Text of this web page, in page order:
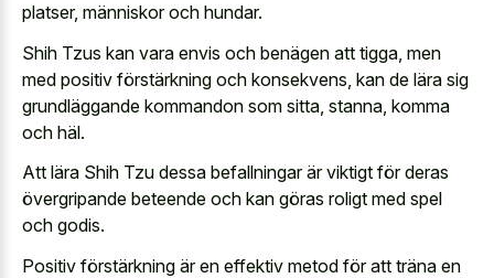
platser, människor och hundar.
Shih Tzus kan vara envis och benägen att tigga, men
med positiv förstärkning och konsekvens, kan de lära sig
grundläggande kommandon som sitta, stanna, komma
och häl.
Att lära Shih Tzu dessa befallningar är viktigt för deras
övergripande beteende och kan göras roligt med spel
och godis.
Positiv förstärkning är en effektiv metod för att träna en